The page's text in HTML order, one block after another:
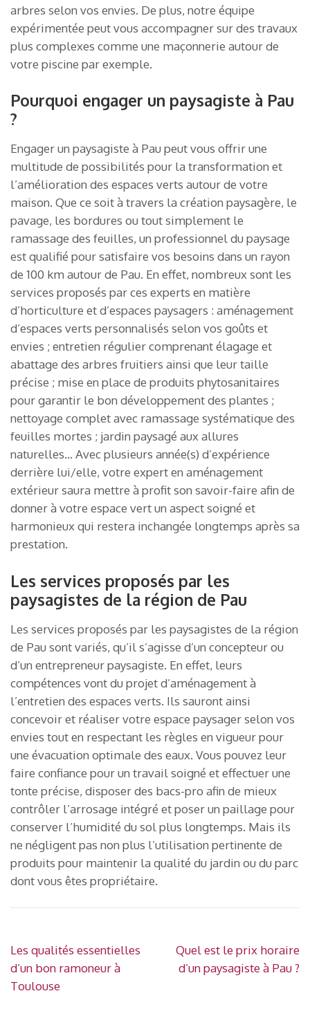
arbres selon vos envies. De plus, notre équipe
expérimentée peut vous accompagner sur des travaux
plus complexes comme une maçonnerie autour de
votre piscine par exemple.
Pourquoi engager un paysagiste à Pau
?
Engager un paysagiste à Pau peut vous offrir une
multitude de possibilités pour la transformation et
l’amélioration des espaces verts autour de votre
maison. Que ce soit à travers la création paysagère, le
pavage, les bordures ou tout simplement le
ramassage des feuilles, un professionnel du paysage
est qualifié pour satisfaire vos besoins dans un rayon
de 100 km autour de Pau. En effet, nombreux sont les
services proposés par ces experts en matière
d’horticulture et d’espaces paysagers : aménagement
d’espaces verts personnalisés selon vos goûts et
envies ; entretien régulier comprenant élagage et
abattage des arbres fruitiers ainsi que leur taille
précise ; mise en place de produits phytosanitaires
pour garantir le bon développement des plantes ;
nettoyage complet avec ramassage systématique des
feuilles mortes ; jardin paysagé aux allures
naturelles… Avec plusieurs année(s) d’expérience
derrière lui/elle, votre expert en aménagement
extérieur saura mettre à profit son savoir-faire afin de
donner à votre espace vert un aspect soigné et
harmonieux qui restera inchangée longtemps après sa
prestation.
Les services proposés par les
paysagistes de la région de Pau
Les services proposés par les paysagistes de la région
de Pau sont variés, qu’il s’agisse d’un concepteur ou
d’un entrepreneur paysagiste. En effet, leurs
compétences vont du projet d’aménagement à
l’entretien des espaces verts. Ils sauront ainsi
concevoir et réaliser votre espace paysager selon vos
envies tout en respectant les règles en vigueur pour
une évacuation optimale des eaux. Vous pouvez leur
faire confiance pour un travail soigné et effectuer une
tonte précise, disposer des bacs-pro afin de mieux
contrôler l’arrosage intégré et poser un paillage pour
conserver l’humidité du sol plus longtemps. Mais ils
ne négligent pas non plus l’utilisation pertinente de
produits pour maintenir la qualité du jardin ou du parc
dont vous êtes propriétaire.
Navigation
de
l’article
Les qualités essentielles
d’un bon ramoneur à
Toulouse
Quel est le prix horaire
d’un paysagiste à Pau ?